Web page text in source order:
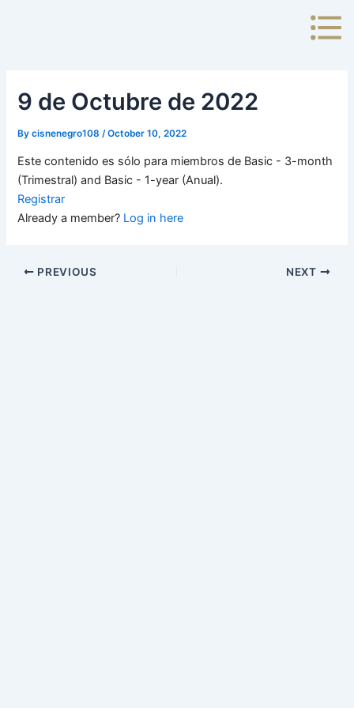
9 de Octubre de 2022
Bycisnenegro108 /October 10, 2022
Este contenido es sólo para miembros de Basic - 3-month
(Trimestral) and Basic - 1-year (Anual).
Registrar
Already a member? Log in here
PREVIOUS NEXT